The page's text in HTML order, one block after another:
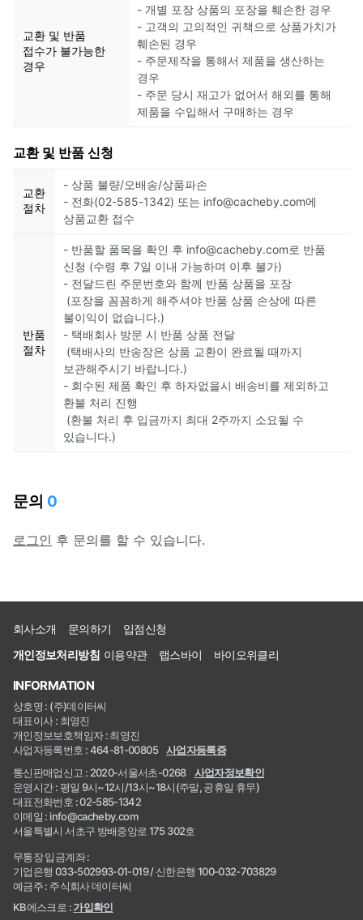
교환 및 반품
접수가 불가능한
경우
- 개별 포장 상품의 포장을 훼손한 경우
- 고객의 고의적인 귀책으로 상품가치가
훼손된 경우
- 주문제작을 통해서 제품을 생산하는
경우
- 주문 당시 재고가 없어서 해외를 통해
제품을 수입해서 구매하는 경우
교환 및 반품 신청
교환
절차
- 상품 불량/오배송/상품파손
- 전화(02-585-1342) 또는 info@cacheby.com에
상품교환 접수
반품
절차
- 반품할 품목을 확인 후 info@cacheby.com로 반품
신청 (수령 후 7일 이내 가능하며 이후 불가)
- 전달드린 주문번호와 함께 반품 상품을 포장
(포장을 꼼꼼하게 해주셔야 반품 상품 손상에 따른
불이익이 없습니다.)
- 택배회사 방문 시 반품 상품 전달
(택배사의 반송장은 상품 교환이 완료될 때까지
보관해주시기 바랍니다.)
- 회수된 제품 확인 후 하자없을시 배송비를 제외하고
환불 처리 진행
(환불 처리 후 입금까지 최대 2주까지 소요될 수
있습니다.)
문의 0
로그인 후 문의를 할 수 있습니다.
회사소개 문의하기
입점신청
개인정보처리방침 이용약관 랩스바이 바이오위클리
INFORMATION
상호명 : (주)데이터씨
대표이사 : 최영진
개인정보보호책임자 : 최영진
사업자등록번호 : 464-81-00805
사업자등록증
통신판매업신고 : 2020-서울서초-0268
사업자정보확인
운영시간 : 평일 9시~12시/13시~18시(주말, 공휴일 휴무)
대표전화번호 : 02-585-1342
이메일 : info@cacheby.com
서울특별시 서초구 방배중앙로 175 302호
무통장 입금계좌 :
기업은행 033-502993-01-019 / 신한은행 100-032-703829
예금주 : 주식회사 데이터씨
KB에스크로 :가입확인